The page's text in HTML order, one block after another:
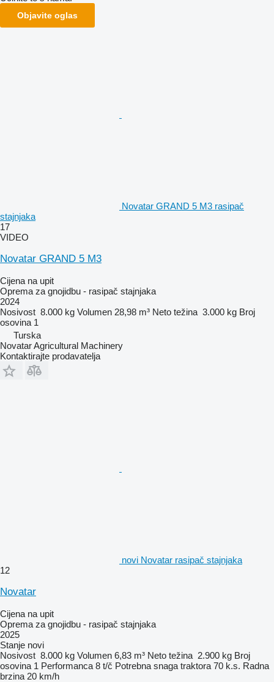
Objavite oglas
Novatar GRAND 5 M3 rasipač
stajnjaka
17
VIDEO
Novatar GRAND 5 M3
Cijena na upit
Oprema za gnojidbu - rasipač stajnjaka
2024
Nosivost 8.000 kg Volumen 28,98 m³ Neto težina 3.000 kg Broj
osovina 1
Turska
Novatar Agricultural Machinery
Kontaktirajte prodavatelja
novi Novatar rasipač stajnjaka
12
Novatar
Cijena na upit
Oprema za gnojidbu - rasipač stajnjaka
2025
Stanje novi
Nosivost 8.000 kg Volumen 6,83 m³ Neto težina 2.900 kg Broj
osovina 1 Performanca 8 t/č Potrebna snaga traktora 70 k.s. Radna
brzina 20 km/h